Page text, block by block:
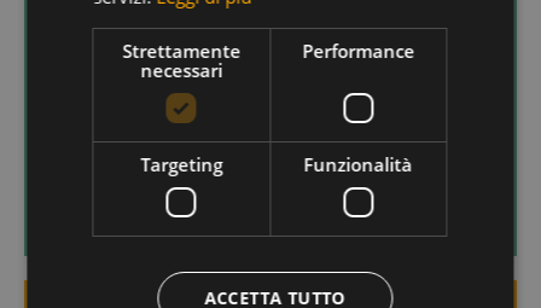
Scegli un hotel benessere a San Vigilio di Marebbe e
avrai la possibilità di usufruire della spa e di godere
di trattamenti speciali che sapranno rigenerare non
solo il fisico ma anche, e soprattutto, la mente.
SCOPRI DI PIÙ
Strettamente
necessari
Performance
Targeting Funzionalità
ACCETTA TUTTO